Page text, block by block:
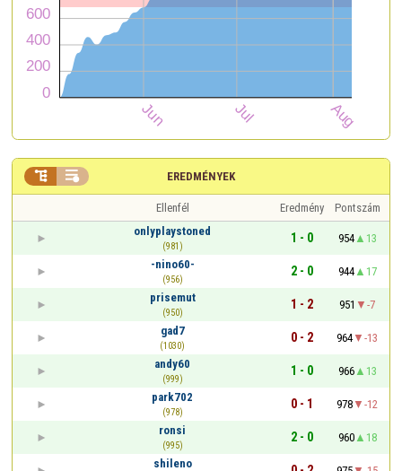
EREDMÉNYEK
 
Ellenfél Eredmény
Pontszám
onlyplaystoned
(981)
1 - 0 954
13
-nino60-
(956)
2 - 0 944
17
prisemut
(950)
1 - 2 951
-7
gad7
(1030)
0 - 2 964
-13
andy60
(999)
1 - 0 966
13
park702
(978)
0 - 1 978
-12
ronsi
(995)
2 - 0 960
18
shileno